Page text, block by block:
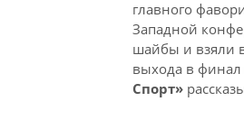
главного
Западной
шайбы и взяли
выхода в
Спорт»